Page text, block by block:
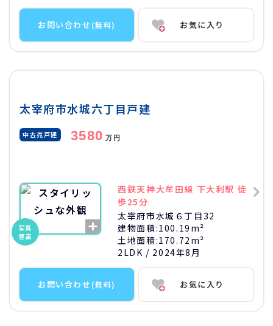
お問い合わせ (無料) お気に入り
太宰府市水城六丁目戸建
中古売戸建 3580 万円
写真
豊富
西鉄天神大牟田線 下大利駅 徒
歩25分
太宰府市水城６丁目32
建物面積:100.19m²
土地面積:170.72m²
2LDK / 2024年8月
お問い合わせ (無料) お気に入り